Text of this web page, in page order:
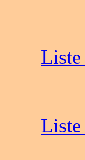
Liste
Liste